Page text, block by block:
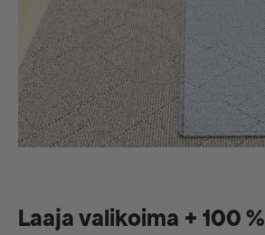
Laaja valikoima + 100 %